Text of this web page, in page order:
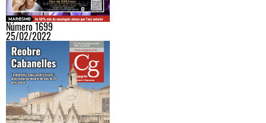
Número 1699
25/02/2022